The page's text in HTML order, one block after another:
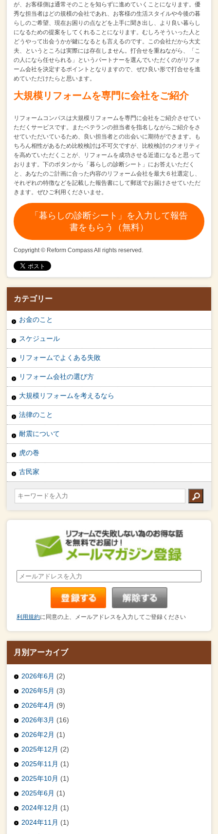
が、 お客様側は通常そのことを知らずに進めていくことになります。 優
秀な担当者はどの規模の会社であれ、 お客様の生活スタイルや今後の暮
らしのご希望、現在お困りの点などを上手に聞き出し、
より良い暮らし
になるための提案をしてくれることになります。 むしろそういった人と
どうやって出会うかが鍵になるとも言えるのです。
この会社だから大丈
夫、というところは実際には存在しません。 打合せを重ねながら、「こ
の人になら任せられる」というパートナーを選んでいただくのがリフォ
ーム会社を決定するポイントとなりますので、 ぜひ良い形で打合せを進
めていただけたらと思います。
大規模リフォームを専門に会社をご紹介
リフォームコンパスは大規模リフォームを専門に会社をご紹介させてい
ただくサービスです。
またベテランの担当者を指名しながらご紹介をさ
せていただいているため、
良い担当者との出会いに期待ができます。
も
ちろん相性があるため比較検討は不可欠ですが、 比較検討のクオリティ
を高めていただくことが、リフォームを成功させる近道になると思って
おります。 下のボタンから「暮らしの診断シート」にお答えいただく
と、 あなたのご計画に合った内容のリフォーム会社を最大６社選定し、
それぞれの特徴などを記載した報告書にして郵送でお届けさせていただ
きます。 ぜひご利用くださいませ。
「暮らしの診断シート」を入力して報告
書をもらう（無料）
Copyright © Reform Compass All rights reserved.
カテゴリー
お金のこと
スケジュール
リフォームでよくある失敗
リフォーム会社の選び方
大規模リフォームを考えるなら
法律のこと
耐震について
虎の巻
古民家
利用規約に同意の上、メールアドレスを入力してご登録ください
月別アーカイブ
2026年6月 (2)
2026年5月 (3)
2026年4月 (9)
2026年3月 (16)
2026年2月 (1)
2025年12月 (2)
2025年11月 (1)
2025年10月 (1)
2025年6月 (1)
2024年12月 (1)
2024年11月 (1)